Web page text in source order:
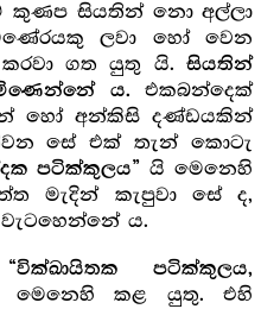
කුණප සියතින් නො අල්ලා
ලවා හෝ වෙන
ගත යුතු යි.සියතින්
ය. එකබන්දෙක්
හෝ අන්කිසි දණ්ඩයකින්
සේ එක් තැන් කොටැ
පටික්කුලය” යි මෙනෙහි
මැදින් කැපුවා සේ ද,
ය.
පටික්කුලය,
කළ යුතු. එහි